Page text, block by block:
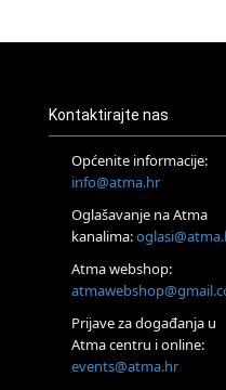
Pjesma srca / Zagreb
Tečaj Višeg Vodstva,
Online
Postanite Nositelj
Visoko
Alemka Dauskardt –
konstelacija
Zagreb
Kontaktirajte nas
Općenite informacije:
info@atma.hr
Oglašavanje na Atma
kanalima:
Atma webshop:
Prijave za događanja u
Atma centru i online:
events@atma.hr